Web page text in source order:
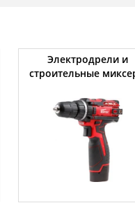
Электродрели и
строительные